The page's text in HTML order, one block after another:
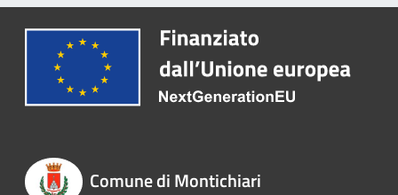
Comune di Montichiari